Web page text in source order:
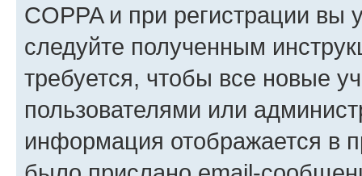
COPPA и при регистрации вы
следуйте полученным
требуется, чтобы все новые
пользователями или
информация отображается в